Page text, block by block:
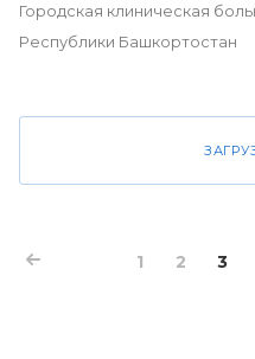
Городская клиническая
Республики Башкортостан
1 2 3